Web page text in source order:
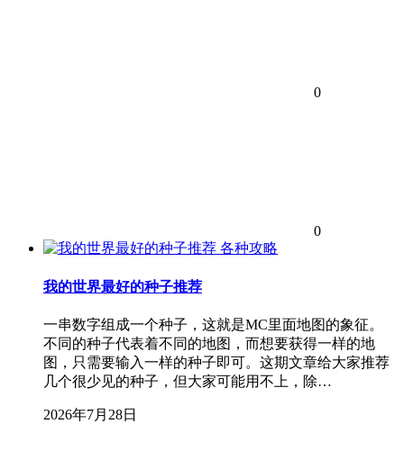
0
0
各种攻略
我的世界最好的种子推荐
一串数字组成一个种子，这就是MC里面地图的象征。
不同的种子代表着不同的地图，而想要获得一样的地
图，只需要输入一样的种子即可。这期文章给大家推荐
几个很少见的种子，但大家可能用不上，除…
2026年7月28日